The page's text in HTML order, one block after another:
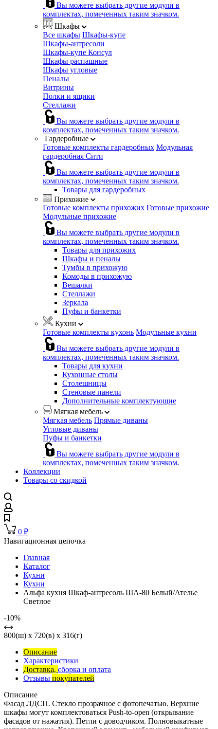
Вы можете выбрать другие модули в
комплектах, помеченных таким значком.
Шкафы
Все шкафы Шкафы-купе
Шкафы-антресоли
Шкафы-купе Консул
Шкафы распашные
Шкафы угловые
Пеналы
Витрины
Полки и ящики
Стеллажи
Вы можете выбрать другие модули в
комплектах, помеченных таким значком.
Гардеробные
Готовые комплекты гардеробных Модульная
гардеробная Сити
Вы можете выбрать другие модули в
комплектах, помеченных таким значком.
Товары для гардеробных
Прихожие
Готовые комплекты прихожих Готовые прихожие
Модульные прихожие
Вы можете выбрать другие модули в
комплектах, помеченных таким значком.
Товары для прихожих
Шкафы и пеналы
Тумбы в прихожую
Комоды в прихожую
Вешалки
Стеллажи
Зеркала
Пуфы и банкетки
Кухни
Готовые комплекты кухонь Модульные кухни
Вы можете выбрать другие модули в
комплектах, помеченных таким значком.
Товары для кухни
Кухонные столы
Столешницы
Стеновые панели
Дополнительные комплектующие
Мягкая мебель
Мягкая мебель Прямые диваны
Угловые диваны
Пуфы и банкетки
Вы можете выбрать другие модули в
комплектах, помеченных таким значком.
Коллекции
Товары со скидкой
0 ₽
Навигационная цепочка
Главная
Каталог
Кухни
Кухни
Альфа кухня Шкаф-антресоль ША-80 Белый/Ателье
Светлое
-10%
800(ш) x 720(в) x 316(г)
Описание
Характеристики
Доставка, сборка и оплата
Отзывы покупателей
Описание
Фасад ЛДСП. Стекло прозрачное с фотопечатью. Верхние
шкафы могут комплектоваться Push-to-open (открывание
фасадов от нажатия). Петли с доводчиком. Полновыкатные